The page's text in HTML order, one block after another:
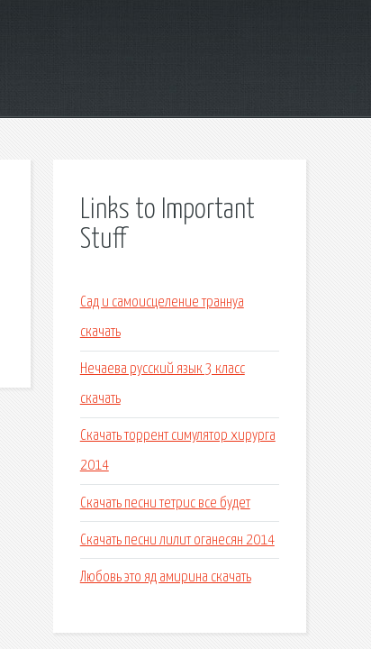
Links to Important
Stuff
Сад и самоисцеление траннуа
скачать
Нечаева русский язык 3 класс
скачать
Скачать торрент симулятор хирурга
2014
Скачать песни тетрис все будет
Скачать песни лилит оганесян 2014
Любовь это яд амирина скачать